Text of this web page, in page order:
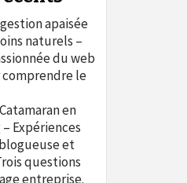
apaisée
naturels –
du web
le
en
Expériences
et
questions
entreprise.